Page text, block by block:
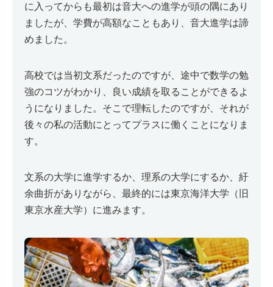
に入ってからも最初は音大への進学が頭の隅にあり
ましたが、学費が高額なこともあり、音大進学は諦
めました。
高校では当初文系だったのですが、途中で数学の勉
強のコツがわかり、良い成績を取ることができるよ
うになりました。そこで理転したのですが、それが
後々の私の活動にとってプラスに働くことになりま
す。
文系の大学に進学するか、理系の大学にするか、紆
余曲折がありながら、最終的には東京海洋大学（旧
東京水産大学）に進みます。